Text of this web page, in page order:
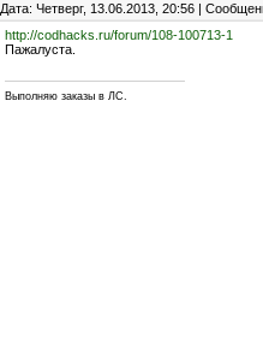
Дата: Четверг, 13.06.2013, 20:56 |
http://codhacks.ru/forum/108-100713-1
Пажалуста.
Выполняю заказы в ЛС.